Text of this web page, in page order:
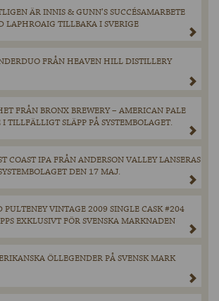
ÄR INNIS & GUNN’S SUCCÉSAMARBETE
LAPHROAIG TILLBAKA I SVERIGE
FRÅN HEAVEN HILL DISTILLERY
FRÅN BRONX BREWERY – AMERICAN PALE
I TILLFÄLLIGT SLÄPP PÅ SYSTEMBOLAGET.
COAST IPA FRÅN ANDERSON VALLEY LANSERAS
DEN 17 MAJ.
PULTENEY VINTAGE 2009 SINGLE CASK #204
EXKLUSIVT FÖR SVENSKA MARKNADEN
ÖLLEGENDER PÅ SVENSK MARK